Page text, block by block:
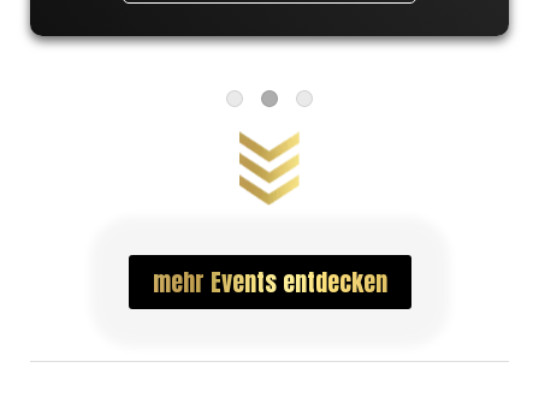
mehr Events entdecken